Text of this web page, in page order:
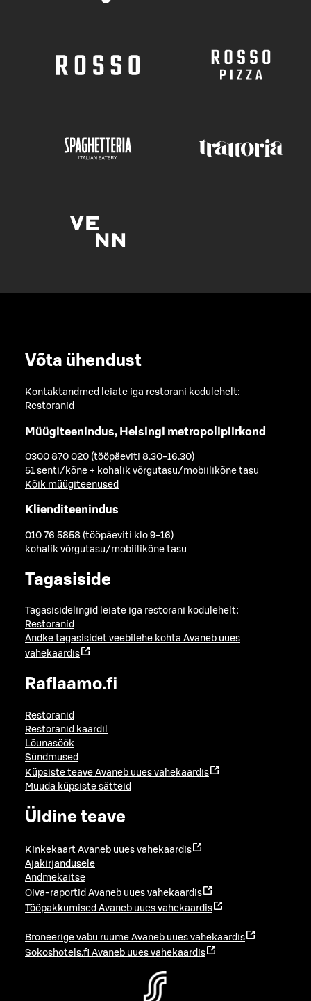
Võta ühendust
Kontaktandmed leiate iga restorani kodulehelt:
Restoranid
Müügiteenindus, Helsingi metropolipiirkond
0300 870 020 (tööpäeviti 8.30-16.30)
51 senti/kõne + kohalik võrgutasu/mobiilikõne tasu
Kõik müügiteenused
Klienditeenindus
010 76 5858 (tööpäeviti klo 9-16)
kohalik võrgutasu/mobiilikõne tasu
Tagasiside
Tagasisidelingid leiate iga restorani kodulehelt:
Restoranid
Andke tagasisidet veebilehe kohta Avaneb uues
vahekaardis
Raflaamo.fi
Restoranid
Restoranid kaardil
Lõunasöök
Sündmused
Küpsiste teave Avaneb uues vahekaardis
Muuda küpsiste sätteid
Üldine teave
Kinkekaart Avaneb uues vahekaardis
Ajakirjandusele
Andmekaitse
Oiva-raportid Avaneb uues vahekaardis
Tööpakkumised Avaneb uues vahekaardis
Broneerige vabu ruume Avaneb uues vahekaardis
Sokoshotels.fi Avaneb uues vahekaardis